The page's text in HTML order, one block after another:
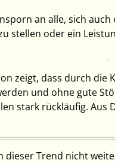
an alle, sich
stellen oder ein
zeigt, dass durch
und ohne gute
stark rückläufig.
dieser Trend nicht